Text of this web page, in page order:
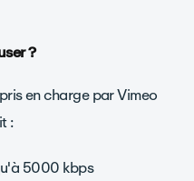
?
en charge par Vimeo
:
5000 kbps